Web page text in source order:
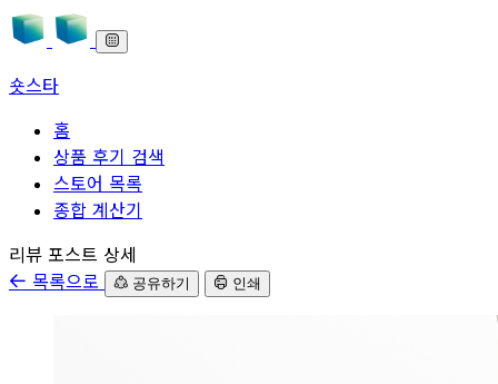
숏스타
홈
상품 후기 검색
스토어 목록
종합 계산기
본문으로 바로가기
리뷰 포스트 상세
목록으로
공유하기 인쇄